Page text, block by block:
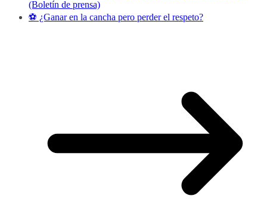
(Boletín de prensa)
⚽ ¿Ganar en la cancha pero perder el respeto?